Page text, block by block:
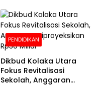
PENDIDIKAN
Dikbud Kolaka Utara
Fokus Revitalisasi
Sekolah, Anggaran